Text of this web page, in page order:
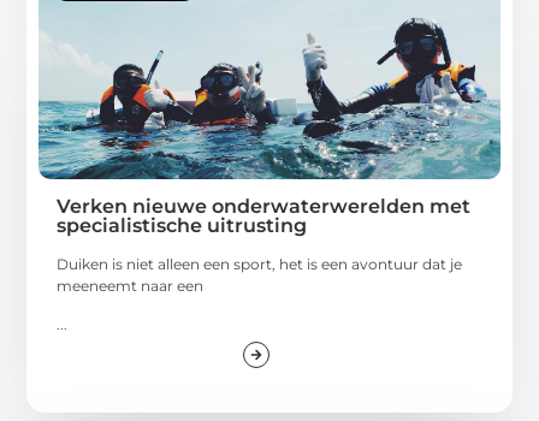
Verken nieuwe onderwaterwerelden met
specialistische uitrusting
Duiken is niet alleen een sport, het is een avontuur dat je
meeneemt naar een
...